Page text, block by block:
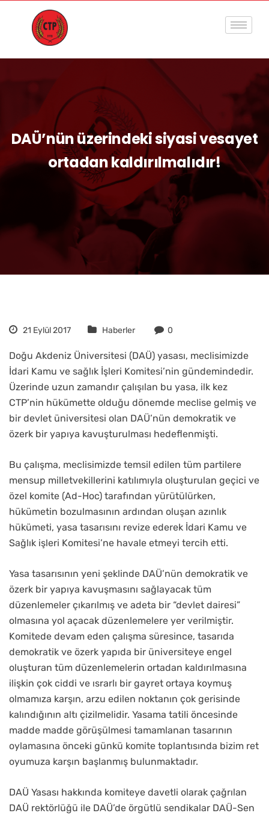
DAÜ’nün üzerindeki siyasi vesayet
ortadan kaldırılmalıdır!
21 Eylül 2017 Haberler 0
Doğu Akdeniz Üniversitesi (DAÜ) yasası, meclisimizde
İdari Kamu ve sağlık İşleri Komitesi’nin gündemindedir.
Üzerinde uzun zamandır çalışılan bu yasa, ilk kez
CTP’nin hükümette olduğu dönemde meclise gelmiş ve
bir devlet üniversitesi olan DAÜ’nün demokratik ve
özerk bir yapıya kavuşturulması hedeflenmişti.
Bu çalışma, meclisimizde temsil edilen tüm partilere
mensup milletvekillerini katılımıyla oluşturulan geçici ve
özel komite (Ad-Hoc) tarafından yürütülürken,
hükümetin bozulmasının ardından oluşan azınlık
hükümeti, yasa tasarısını revize ederek İdari Kamu ve
Sağlık işleri Komitesi’ne havale etmeyi tercih etti.
Yasa tasarısının yeni şeklinde DAÜ’nün demokratik ve
özerk bir yapıya kavuşmasını sağlayacak tüm
düzenlemeler çıkarılmış ve adeta bir “devlet dairesi”
olmasına yol açacak düzenlemelere yer verilmiştir.
Komitede devam eden çalışma süresince, tasarıda
demokratik ve özerk yapıda bir üniversiteye engel
oluşturan tüm düzenlemelerin ortadan kaldırılmasına
ilişkin çok ciddi ve ısrarlı bir gayret ortaya koymuş
olmamıza karşın, arzu edilen noktanın çok gerisinde
kalındığının altı çizilmelidir. Yasama tatili öncesinde
madde madde görüşülmesi tamamlanan tasarının
oylamasına önceki günkü komite toplantısında bizim ret
oyumuza karşın başlanmış bulunmaktadır.
DAÜ Yasası hakkında komiteye davetli olarak çağrılan
DAÜ rektörlüğü ile DAÜ’de örgütlü sendikalar DAÜ-Sen